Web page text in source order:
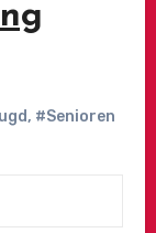
, #Senioren